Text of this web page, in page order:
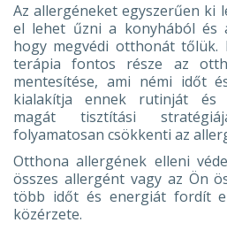
Az allergéneket egyszerűen ki
el lehet űzni a konyhából és
hogy megvédi otthonát tőlük.
terápia fontos része az
mentesítése, ami némi időt
kialakítja ennek rutinját és
magát tisztítási
folyamatosan csökkenti az
Otthona allergének elleni
összes allergént vagy az Ön
több időt és energiát fordít
közérzete.